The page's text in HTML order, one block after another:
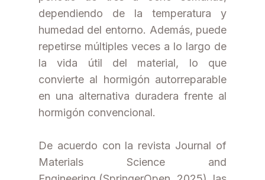
dependiendo de la temperatura y
humedad del entorno. Además, puede
repetirse múltiples veces a lo largo de
la vida útil del material, lo que
convierte al hormigón autorreparable
en una alternativa duradera frente al
hormigón convencional.
De acuerdo con la revista Journal of
Materials Science and